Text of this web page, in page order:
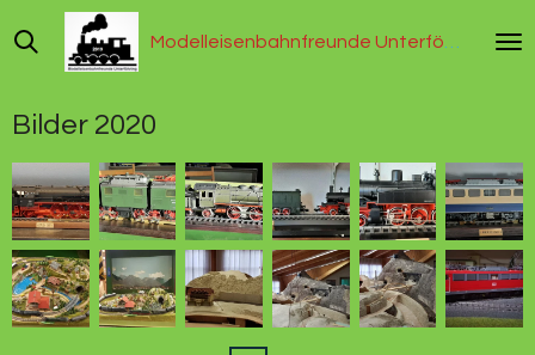
Zum
Hauptinhalt
Bilder 2020